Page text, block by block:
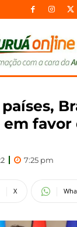
favor
7:25 pm
X